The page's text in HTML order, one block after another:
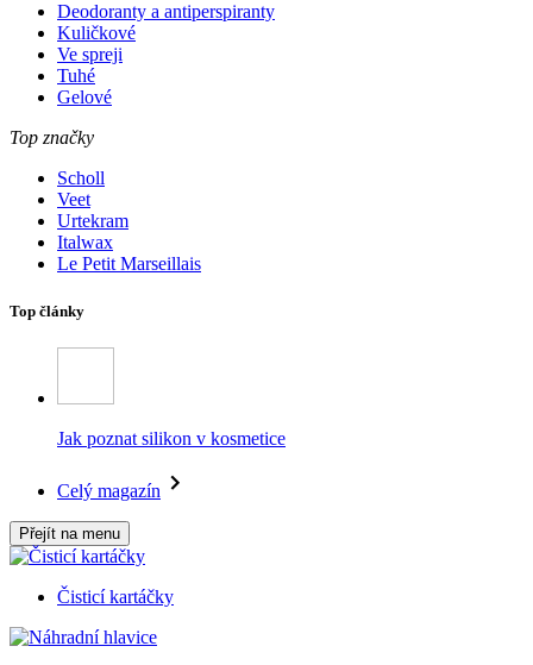
Deodoranty a antiperspiranty
Kuličkové
Ve spreji
Tuhé
Gelové
Top značky
Scholl
Veet
Urtekram
Italwax
Le Petit Marseillais
Top články
Jak poznat silikon v kosmetice
Celý magazín
Přejít na menu
Čisticí kartáčky